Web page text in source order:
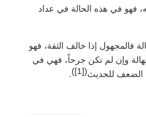
فهو في هذه الحالة في عداد
فالمجهول إذا خالف الثقة، فهو
وإن لم تكن جرحاً، فهي في
الضعف للحديث(
[1]
)
.